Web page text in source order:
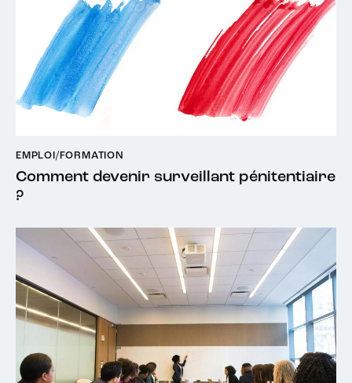
EMPLOI/FORMATION
Comment devenir surveillant pénitentiaire
?